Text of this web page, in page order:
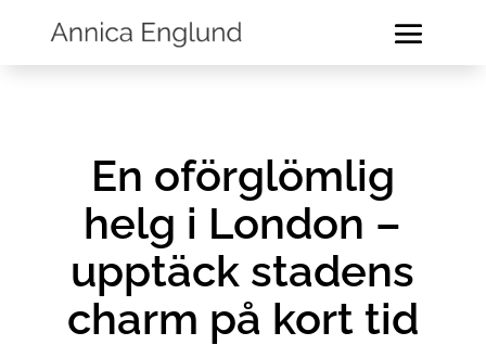
En oförglömlig
helg i London –
upptäck stadens
charm på kort tid